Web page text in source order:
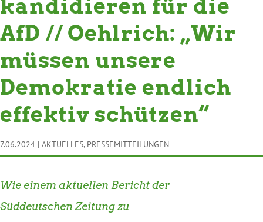
kandidieren für die
AfD // Oehlrich: „Wir
müssen unsere
Demokratie endlich
effektiv schützen“
7.06.2024 | AKTUELLES, PRESSEMITTEILUNGEN
Wie einem aktuellen Bericht der
Süddeutschen Zeitung zu